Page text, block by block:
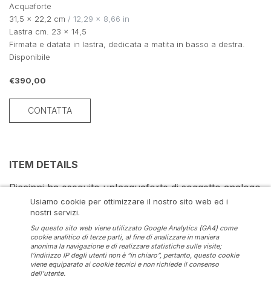
Acquaforte
31,5 × 22,2 cm / 12,29 × 8,66 in
Lastra cm. 23 x 14,5
Firmata e datata in lastra, dedicata a matita in basso a destra.
Disponibile
€390,00
CONTATTA
ITEM DETAILS
Piccinni ha eseguito un'acquaforte di soggetto analogo
che rappresenta lo stesso marinaio ma ritratto in
controparte ora nella Raccolta Achille Bertarelli"
Milano.
Bibl.: Bassi G., Antonio Piccinni incisore, 1978, p. 174,
n. 70
Buone condizioni, leggero foxing.
Usiamo cookie per ottimizzare il nostro sito web ed i
nostri servizi.
Su questo sito web viene utilizzato Google Analytics (GA4) come
cookie analitico di terze parti, al fine di analizzare in maniera
anonima la navigazione e di realizzare statistiche sulle visite;
l’indirizzo IP degli utenti non è “in chiaro”, pertanto, questo cookie
viene equiparato ai cookie tecnici e non richiede il consenso
dell’utente.